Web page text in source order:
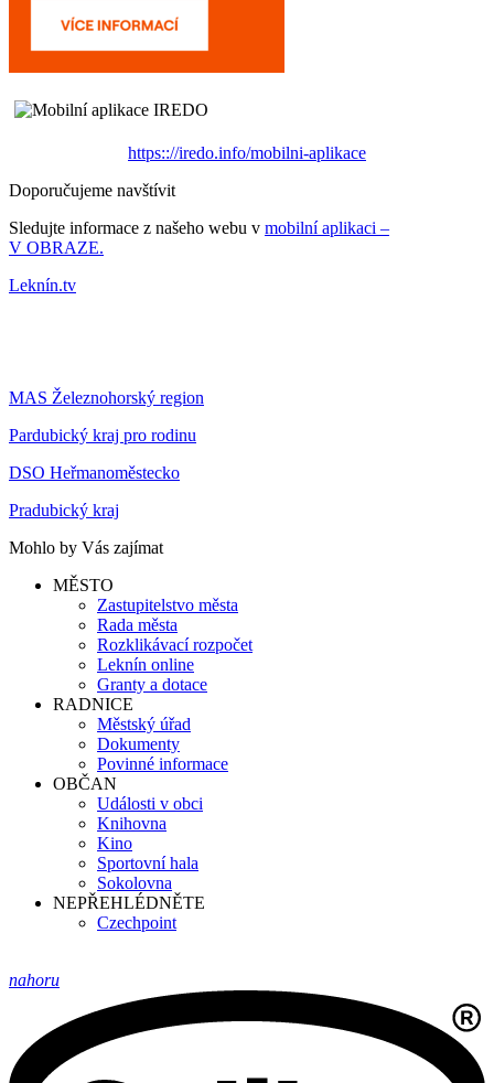
https:://iredo.info/mobilni-aplikace
Doporučujeme navštívit
Sledujte informace z našeho webu v mobilní aplikaci –
V OBRAZE.
Leknín.tv
MAS Železnohorský region
Pardubický kraj pro rodinu
DSO Heřmanoměstecko
Pradubický kraj
Mohlo by Vás zajímat
MĚSTO
Zastupitelstvo města
Rada města
Rozklikávací rozpočet
Leknín online
Granty a dotace
RADNICE
Městský úřad
Dokumenty
Povinné informace
OBČAN
Události v obci
Knihovna
Kino
Sportovní hala
Sokolovna
NEPŘEHLÉDNĚTE
Czechpoint
nahoru